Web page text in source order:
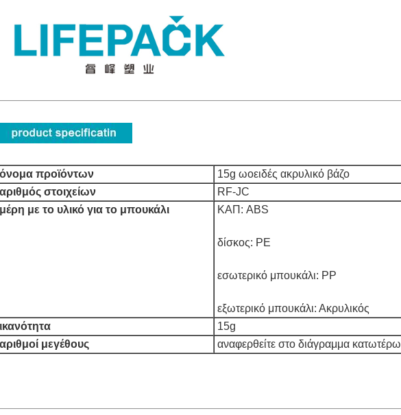
όνομα προϊόντων
15g ωοειδές ακρυλικό βάζο
αριθμός στοιχείων
RF-JC
μέρη με το υλικό για το μπουκάλι
ΚΑΠ: ABS
δίσκος: PE
εσωτερικό μπουκάλι: PP
εξωτερικό μπουκάλι: Ακρυλικός
ικανότητα
15g
αριθμοί μεγέθους
αναφερθείτε στο διάγραμμα κατωτέρω